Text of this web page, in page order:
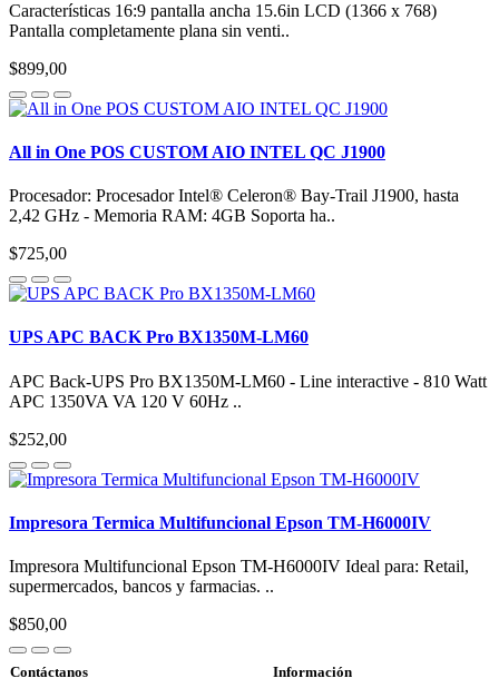
Características 16:9 pantalla ancha 15.6in LCD (1366 x 768)
Pantalla completamente plana sin venti..
$899,00
All in One POS CUSTOM AIO INTEL QC J1900
Procesador: Procesador Intel® Celeron® Bay-Trail J1900, hasta
2,42 GHz - Memoria RAM: 4GB Soporta ha..
$725,00
UPS APC BACK Pro BX1350M-LM60
APC Back-UPS Pro BX1350M-LM60 - Line interactive - 810 Watt
APC 1350VA VA 120 V 60Hz ..
$252,00
Impresora Termica Multifuncional Epson TM-H6000IV
Impresora Multifuncional Epson TM-H6000IV Ideal para: Retail,
supermercados, bancos y farmacias. ..
$850,00
Contáctanos Información